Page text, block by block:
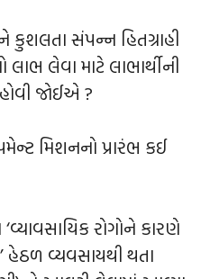
કુશલતા સંપન્ન હિતગ્રાહી
લેવા માટે લાભાર્થીની
જોઈએ ?
મિશનનો પ્રારંભ કઈ
‘વ્યાવસાયિક રોગોને કારણે
હેઠળ વ્યવસાયથી થતા